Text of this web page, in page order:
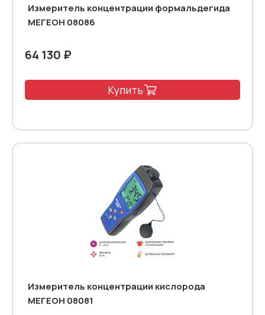
Измеритель концентрации формальдегида
МЕГЕОН 08086
64 130 ₽
Купить
Измеритель концентрации кислорода
МЕГЕОН 08081